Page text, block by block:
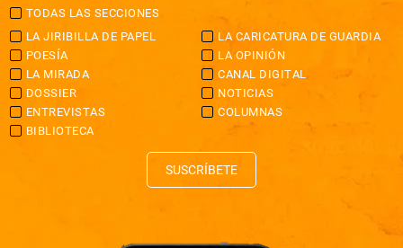
TODAS LAS SECCIONES
LA JIRIBILLA DE PAPEL
LA CARICATURA DE GUARDIA
POESÍA
LA OPINIÓN
LA MIRADA
CANAL DIGITAL
DOSSIER
NOTICIAS
ENTREVISTAS
COLUMNAS
BIBLIOTECA
SUSCRÍBETE